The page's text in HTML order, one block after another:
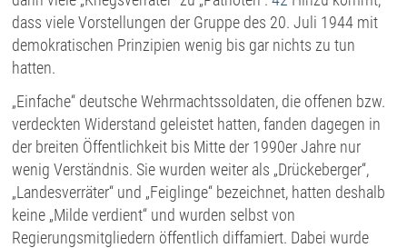
dass viele Vorstellungen der Gruppe des 20. Juli 1944 mit
demokratischen Prinzipien wenig bis gar nichts zu tun
hatten.
„Einfache“ deutsche Wehrmachtssoldaten, die offenen bzw.
verdeckten Widerstand geleistet hatten, fanden dagegen in
der breiten Öffentlichkeit bis Mitte der 1990er Jahre nur
wenig Verständnis. Sie wurden weiter als „Drückeberger“,
„Landesverräter“ und „Feiglinge“ bezeichnet, hatten deshalb
keine „Milde verdient“ und wurden selbst von
Regierungsmitgliedern öffentlich diffamiert. Dabei wurde